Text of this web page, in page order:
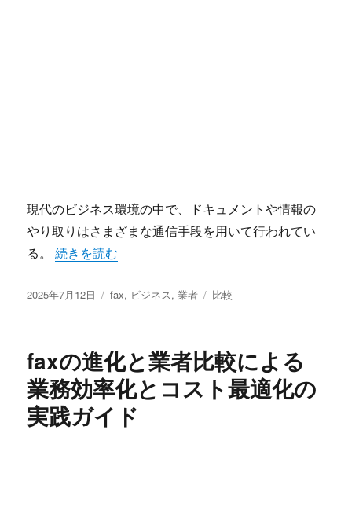
現代のビジネス環境の中で、ドキュメントや情報の
やり取りはさまざまな通信手段を用いて行われてい
る。“ビジネス現場で再評価されるfax伝統と進化が共存
続きを読む
投
2025年7月12日
カ
ー
fax, ビジネス,業者
タ
比較
faxの進化と業者比較による
業務効率化とコスト最適化の
実践ガイド